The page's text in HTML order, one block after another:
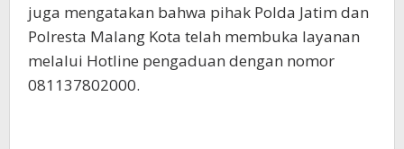
juga mengatakan bahwa pihak Polda Jatim dan
Polresta Malang Kota telah membuka layanan
melalui Hotline pengaduan dengan nomor
081137802000.